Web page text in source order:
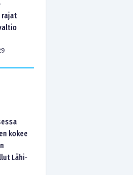
rajat
kokee
Lähi-